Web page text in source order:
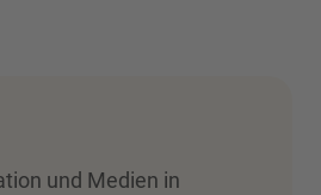
und Medien in